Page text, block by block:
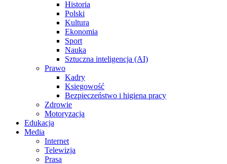
Historia
Polski
Kultura
Ekonomia
Sport
Nauka
Sztuczna inteligencja (AI)
Prawo
Kadry
Księgowość
Bezpieczeństwo i higiena pracy
Zdrowie
Motoryzacja
Edukacja
Media
Internet
Telewizja
Prasa